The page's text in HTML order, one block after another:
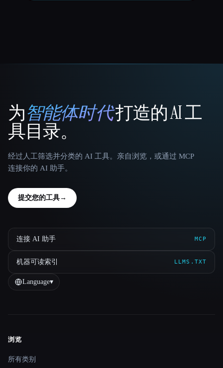
That AI Collection
为智能体时代打造的 AI 工
具目录。
经过人工筛选并分类的 AI 工具。亲自浏览，或通过 MCP
连接你的 AI 助手。
提交您的工具→
连接 AI 助手 MCP
机器可读索引 LLMS.TXT
Language▾
Site navigation
浏览
所有类别